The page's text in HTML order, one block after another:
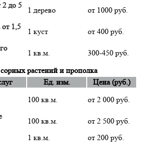
2 до 5
1 дерево
от 1000 руб.
1,5
1 куст
от 400 руб.
1 кв.м.
300-450 руб.
растений и прополка
Ед. изм.
Цена (руб.)
100 кв.м.
от 2 000 руб.
100 кв.м.
от 2 500 руб.
1 кв.м.
от 200 руб.